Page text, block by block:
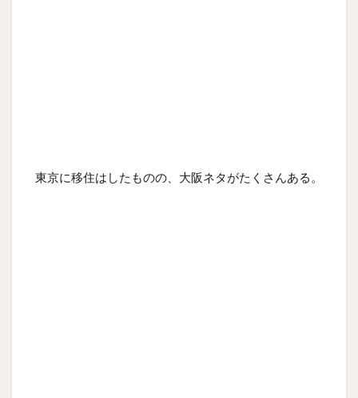
東京に移住はしたものの、大阪ネタがたくさんある。